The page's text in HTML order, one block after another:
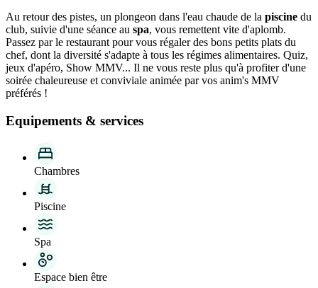
Au retour des pistes, un plongeon dans l'eau chaude de la piscine du
club, suivie d'une séance au spa, vous remettent vite d'aplomb.
Passez par le restaurant pour vous régaler des bons petits plats du
chef, dont la diversité s'adapte à tous les régimes alimentaires. Quiz,
jeux d'apéro, Show MMV... Il ne vous reste plus qu'à profiter d'une
soirée chaleureuse et conviviale animée par vos anim's MMV
préférés !
Equipements & services
Chambres
Piscine
Spa
Espace bien être